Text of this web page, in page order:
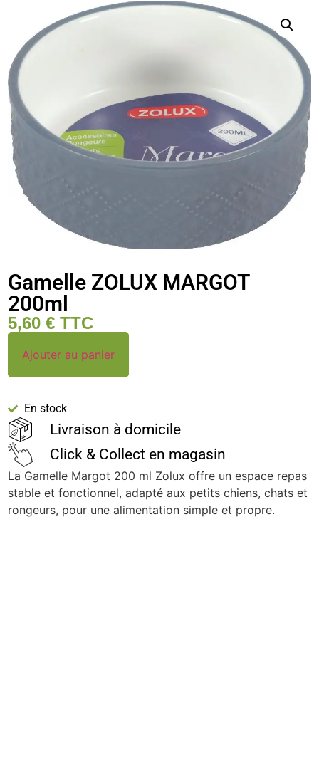
Gamelle ZOLUX MARGOT
200ml
5,60€ TTC
Ajouter au panier
En stock
Livraison à domicile
Click & Collect en magasin
La Gamelle Margot 200 ml Zolux offre un espace repas
stable et fonctionnel, adapté aux petits chiens, chats et
rongeurs, pour une alimentation simple et propre.